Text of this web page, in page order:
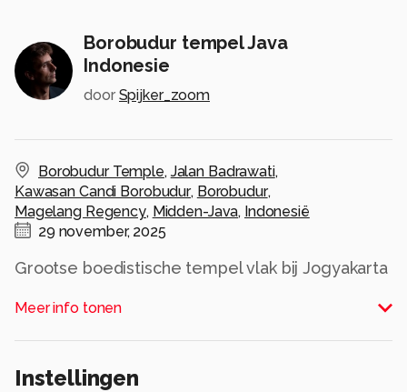
Borobudur tempel Java
Indonesie
door Spijker_zoom
Borobudur Temple, Jalan Badrawati,
Kawasan Candi Borobudur, Borobudur,
Magelang Regency, Midden-Java, Indonesië
29 november, 2025
Grootse boedistische tempel vlak bij Jogyakarta
gemaakt bij zonsopkomst met op de
achtergrond de vulkaan Merapi .
Alle rechten voorbehouden
Meer info tonen
Instellingen